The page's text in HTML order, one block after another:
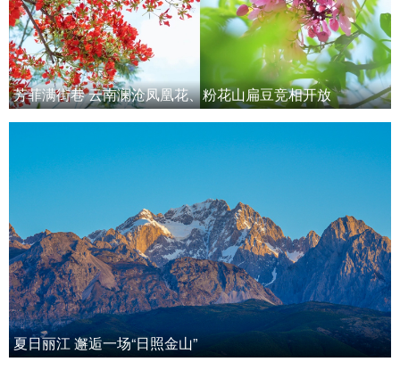
芳菲满街巷 云南澜沧凤凰花、粉花山扁豆竞相开放
夏日丽江 邂逅一场“日照金山”